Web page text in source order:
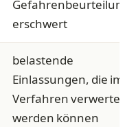
Gefahrenbeurteilung
erschwert
belastende
Einlassungen, die im
Verfahren verwertet
werden können